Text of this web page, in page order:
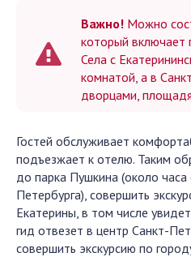
Важно! Можно
который включает
Села с
комнатой, а в
дворцами,
Гостей обслуживает
подъезжает к отелю. Таким
до парка Пушкина (около
Петербурга), совершить
Екатерины, в том числе
гид отвезет в центр Санкт-
совершить экскурсию по